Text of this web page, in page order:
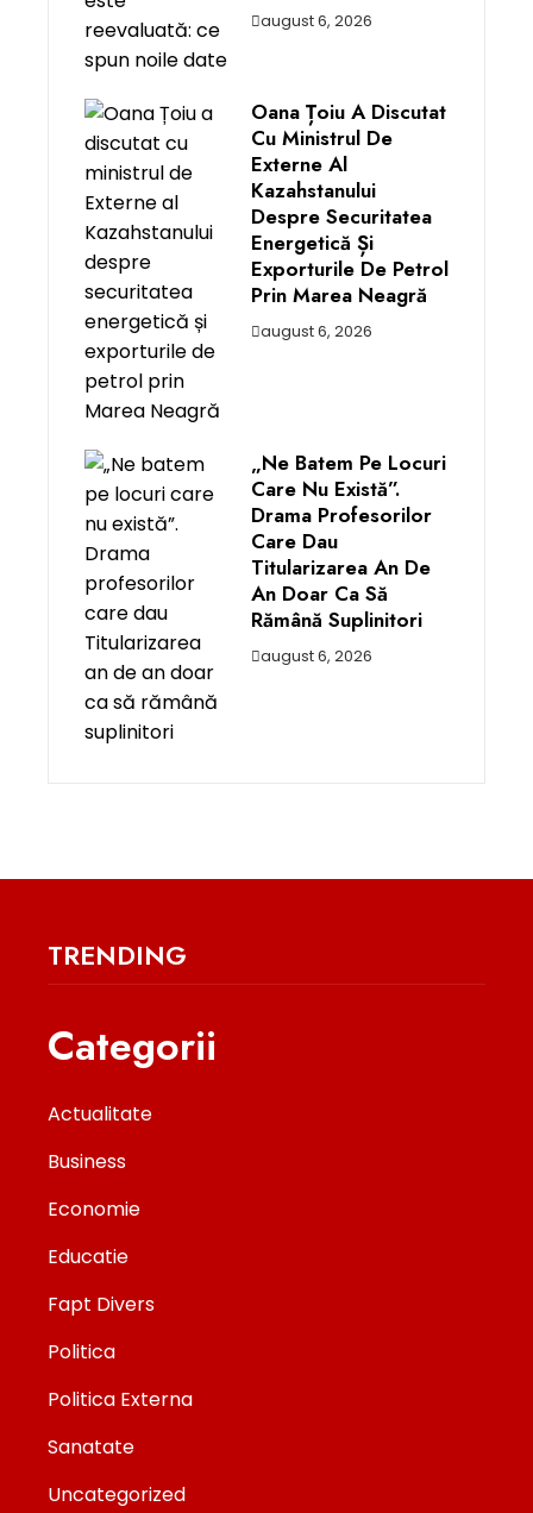
august 6, 2026
Oana Țoiu A Discutat
Cu Ministrul De
Externe Al
Kazahstanului
Despre Securitatea
Energetică Și
Exporturile De Petrol
Prin Marea Neagră
august 6, 2026
„Ne Batem Pe Locuri
Care Nu Există”.
Drama Profesorilor
Care Dau
Titularizarea An De
An Doar Ca Să
Rămână Suplinitori
august 6, 2026
TRENDING
Categorii
Actualitate
Business
Economie
Educatie
Fapt Divers
Politica
Politica Externa
Sanatate
Uncategorized